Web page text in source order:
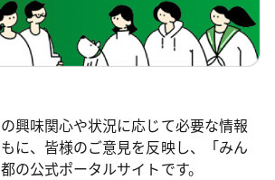
興味関心や状況に応じて必要な情報
に、皆様のご意見を反映し、「みん
の公式ポータルサイトです。